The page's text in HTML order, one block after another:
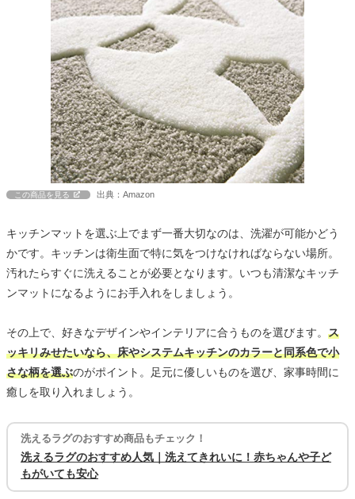
この商品を見る 出典：Amazon
キッチンマットを選ぶ上でまず一番大切なのは、洗濯が可能かどう
かです。キッチンは衛生面で特に気をつけなければならない場所。
汚れたらすぐに洗えることが必要となります。いつも清潔なキッチ
ンマットになるようにお手入れをしましょう。
その上で、好きなデザインやインテリアに合うものを選びます。 ス
ッキリみせたいなら、床やシステムキッチンのカラーと同系色で小
さな柄を選ぶのがポイント。足元に優しいものを選び、家事時間に
癒しを取り入れましょう。
洗えるラグのおすすめ商品もチェック！
洗えるラグのおすすめ人気｜洗えてきれいに！赤ちゃんや子ど
もがいても安心